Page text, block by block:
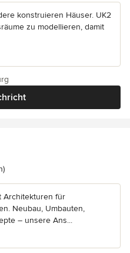
konstruieren Häuser. UK2
zu modellieren, damit
5 Sternen
Architekturen für
Neubau, Umbauten,
– unsere Ans...